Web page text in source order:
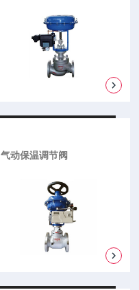
气动保温调节阀